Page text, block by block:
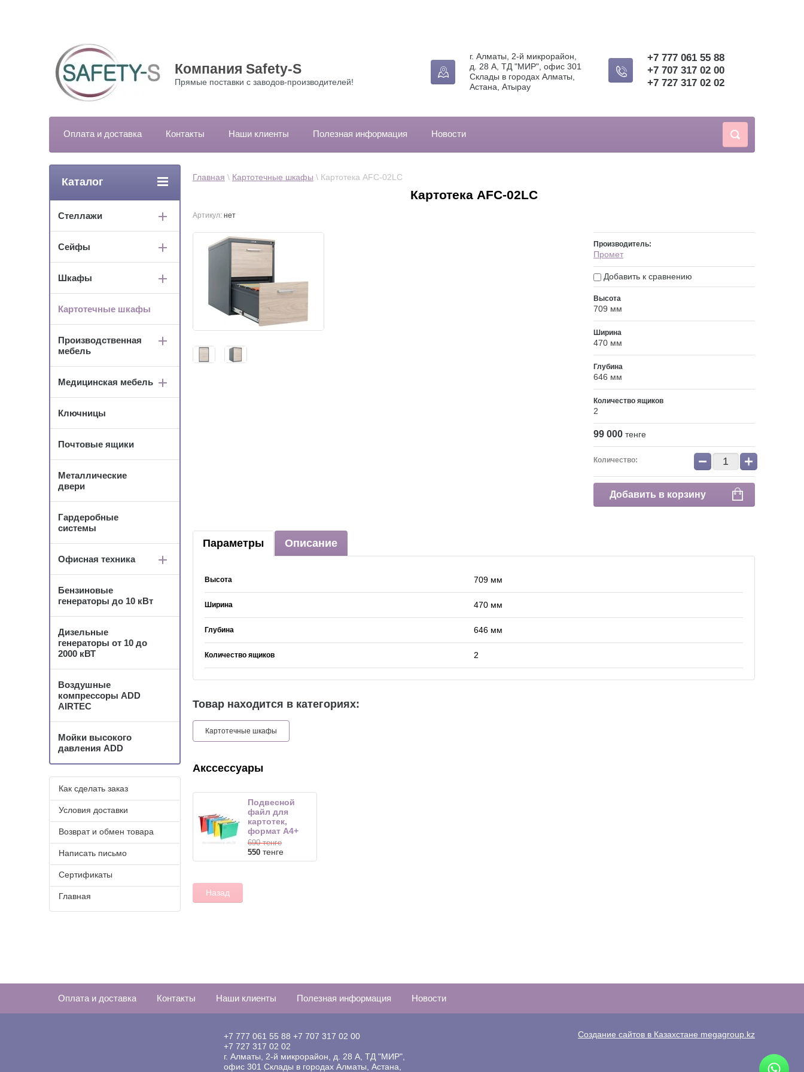
Компания Safety-S
Прямые поставки с заводов-производителей!
+7 777 061 55 88
+7 707 317 02 00
+7 727 317 02 02
г. Алматы, 2-й микрорайон,
д. 28 А, ТД "МИР", офис 301
Склады в городах Алматы,
Астана, Атырау
Оплата и доставка Контакты Наши клиенты Полезная информация Новости
Главная \ Картотечные шкафы \ Картотека AFC-02LC
Картотека AFC-02LC
Артикул: нет
Производитель:
Промет
Добавить к сравнению
Высота
709 мм
Ширина
470 мм
Глубина
646 мм
Количество ящиков
2
99 000 тенге
Количество: − +
Добавить в корзину
Параметры Описание
Высота 709 мм
Ширина 470 мм
Глубина 646 мм
Количество ящиков 2
Товар находится в категориях:
Картотечные шкафы
Акссессуары
Подвесной
файл для
картотек,
формат А4+
690тенге
550 тенге
Назад
Каталог
Стеллажи
Сейфы
Шкафы
Картотечные шкафы
Производственная
мебель
Медицинская мебель
Ключницы
Почтовые ящики
Металлические
двери
Гардеробные
системы
Офисная техника
Бензиновые
генераторы до 10 кВт
Дизельные
генераторы от 10 до
2000 кВТ
Воздушные
компрессоры ADD
AIRTEC
Мойки высокого
давления ADD
Как сделать заказ
Условия доставки
Возврат и обмен товара
Написать письмо
Сертификаты
Главная
Оплата и доставка Контакты Наши клиенты Полезная информация Новости
+7 777 061 55 88 +7 707 317 02 00
+7 727 317 02 02
г. Алматы, 2-й микрорайон, д. 28 А, ТД "МИР",
офис 301 Склады в городах Алматы, Астана,
Создание сайтов в Казахстане megagroup.kz